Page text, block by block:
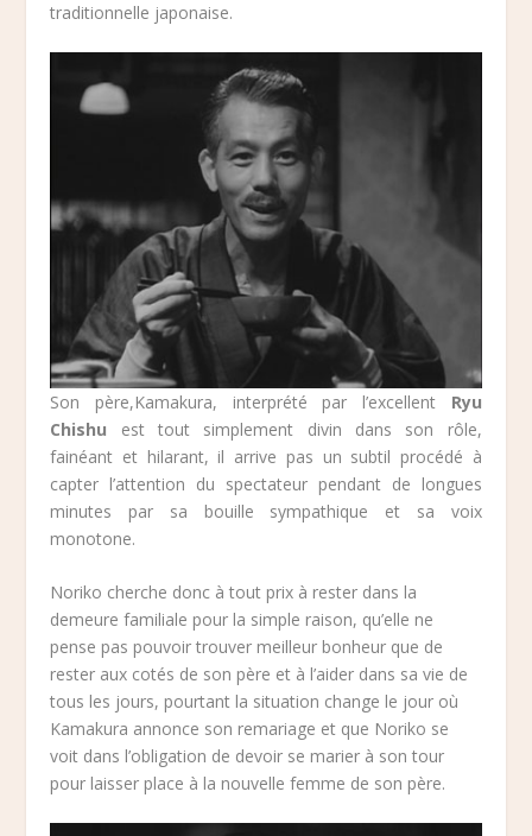
traditionnelle japonaise.
Son père,Kamakura, interprété par l’excellent Ryu
Chishu est tout simplement divin dans son rôle,
fainéant et hilarant, il arrive pas un subtil procédé à
capter l’attention du spectateur pendant de longues
minutes par sa bouille sympathique et sa voix
monotone.
Noriko cherche donc à tout prix à rester dans la
demeure familiale pour la simple raison, qu’elle ne
pense pas pouvoir trouver meilleur bonheur que de
rester aux cotés de son père et à l’aider dans sa vie de
tous les jours, pourtant la situation change le jour où
Kamakura annonce son remariage et que Noriko se
voit dans l’obligation de devoir se marier à son tour
pour laisser place à la nouvelle femme de son père.